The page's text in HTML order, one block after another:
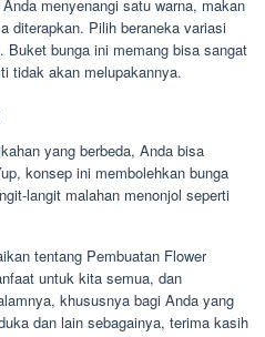
menyenangi satu warna, makan
diterapkan. Pilih beraneka variasi
Buket bunga ini memang bisa sangat
tidak akan melupakannya.
yang berbeda, Anda bisa
konsep ini membolehkan bunga
langit malahan menonjol seperti
tentang Pembuatan Flower
untuk kita semua, dan
khususnya bagi Anda yang
dan lain sebagainya, terima kasih